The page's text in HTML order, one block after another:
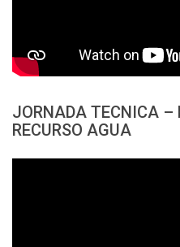
JORNADA TECNICA –
RECURSO AGUA